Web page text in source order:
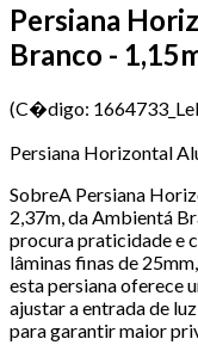
Persiana
Branco -
(C�digo:
Persiana Horizontal
SobreA Persiana
2,37m, da Ambientá
procura praticidade e
lâminas finas de
esta persiana oferece
ajustar a entrada de
para garantir maior